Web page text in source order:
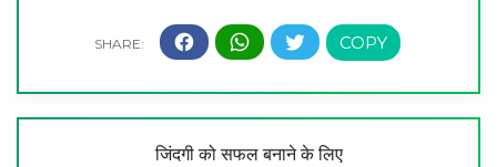
जिंदगी को सफल बनाने के लिए